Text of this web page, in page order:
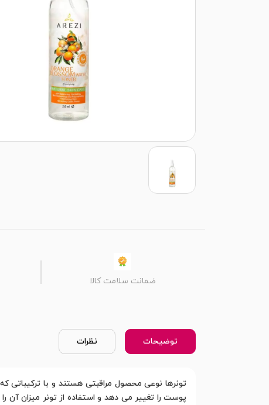
ضمانت سلامت کالا
توضیحات نظرات
پوست را تغییر می دهد و استفاده از تونر میزان آن